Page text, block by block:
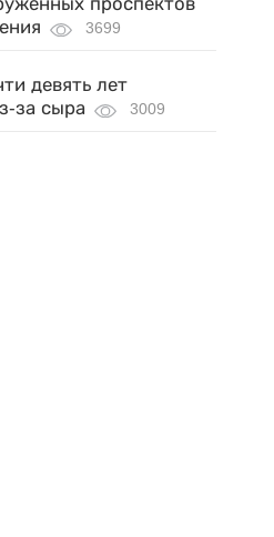
проспектов
3699
девять лет
за сыра
3009